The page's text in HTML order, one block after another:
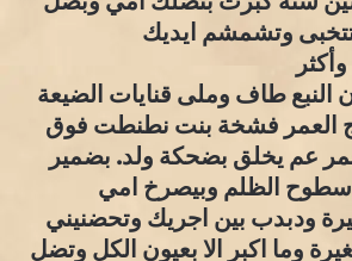
وتشمشم ايديك
النبع طاف وملى قنايات الضيعة
العمر فشخة بنت نطنطت فوق
قمر عم يخلق بضحكة ولد. بضمير
الظلم وبيصرخ امي
ودبدب بين اجريك وتحضنيني
وما اكبر الا بعيون الكل وتضل